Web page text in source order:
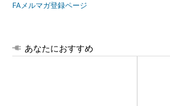
FAメルマガ登録ページ
あなたにおすすめ